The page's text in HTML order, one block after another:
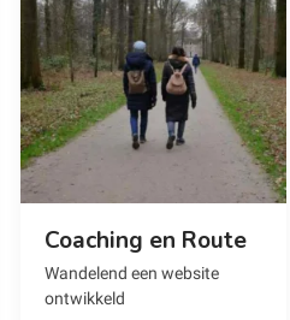
Coaching en Route
Wandelend een website
ontwikkeld